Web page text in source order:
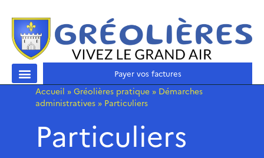
Payer vos factures
Accueil » Gréolières pratique » Démarches
administratives » Particuliers
Particuliers